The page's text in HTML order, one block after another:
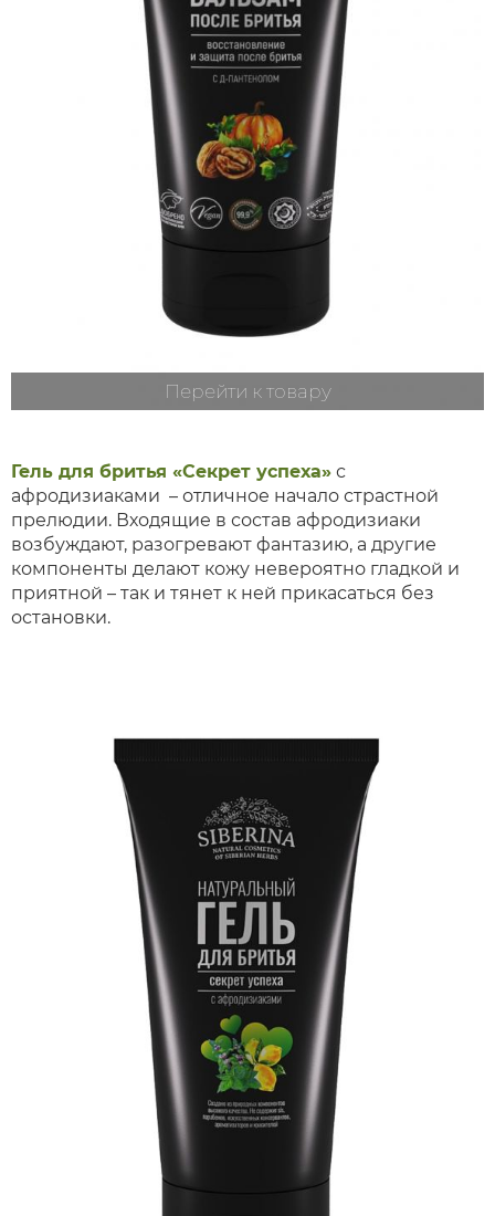
Перейти к товару
Гель для бритья «Секрет успеха» с
афродизиаками – отличное начало страстной
прелюдии. Входящие в состав афродизиаки
возбуждают, разогревают фантазию, а другие
компоненты делают кожу невероятно гладкой и
приятной – так и тянет к ней прикасаться без
остановки.